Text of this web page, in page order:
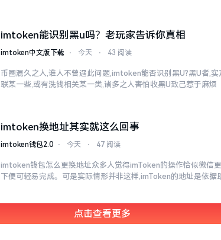
imtoken能识别黑u吗？老玩家告诉你真相
imtoken中文版下载 ⋅ 今天 ⋅ 43 阅读
币圈混久之人,谁人不曾遇此问题,imtoken能否识别黑U?黑U者,
联某一些,或有洗钱相关某一类,诸多之人害怕收黑U致己惹于麻烦
imtoken换地址其实就这么回事
imtoken钱包2.0 ⋅ 今天 ⋅ 47 阅读
imtoken钱包怎么更换地址众多人觉得imToken的操作恰似微信
下便可轻易完成。可是实际情形并非这样,imToken的地址是依据
点击查看更多